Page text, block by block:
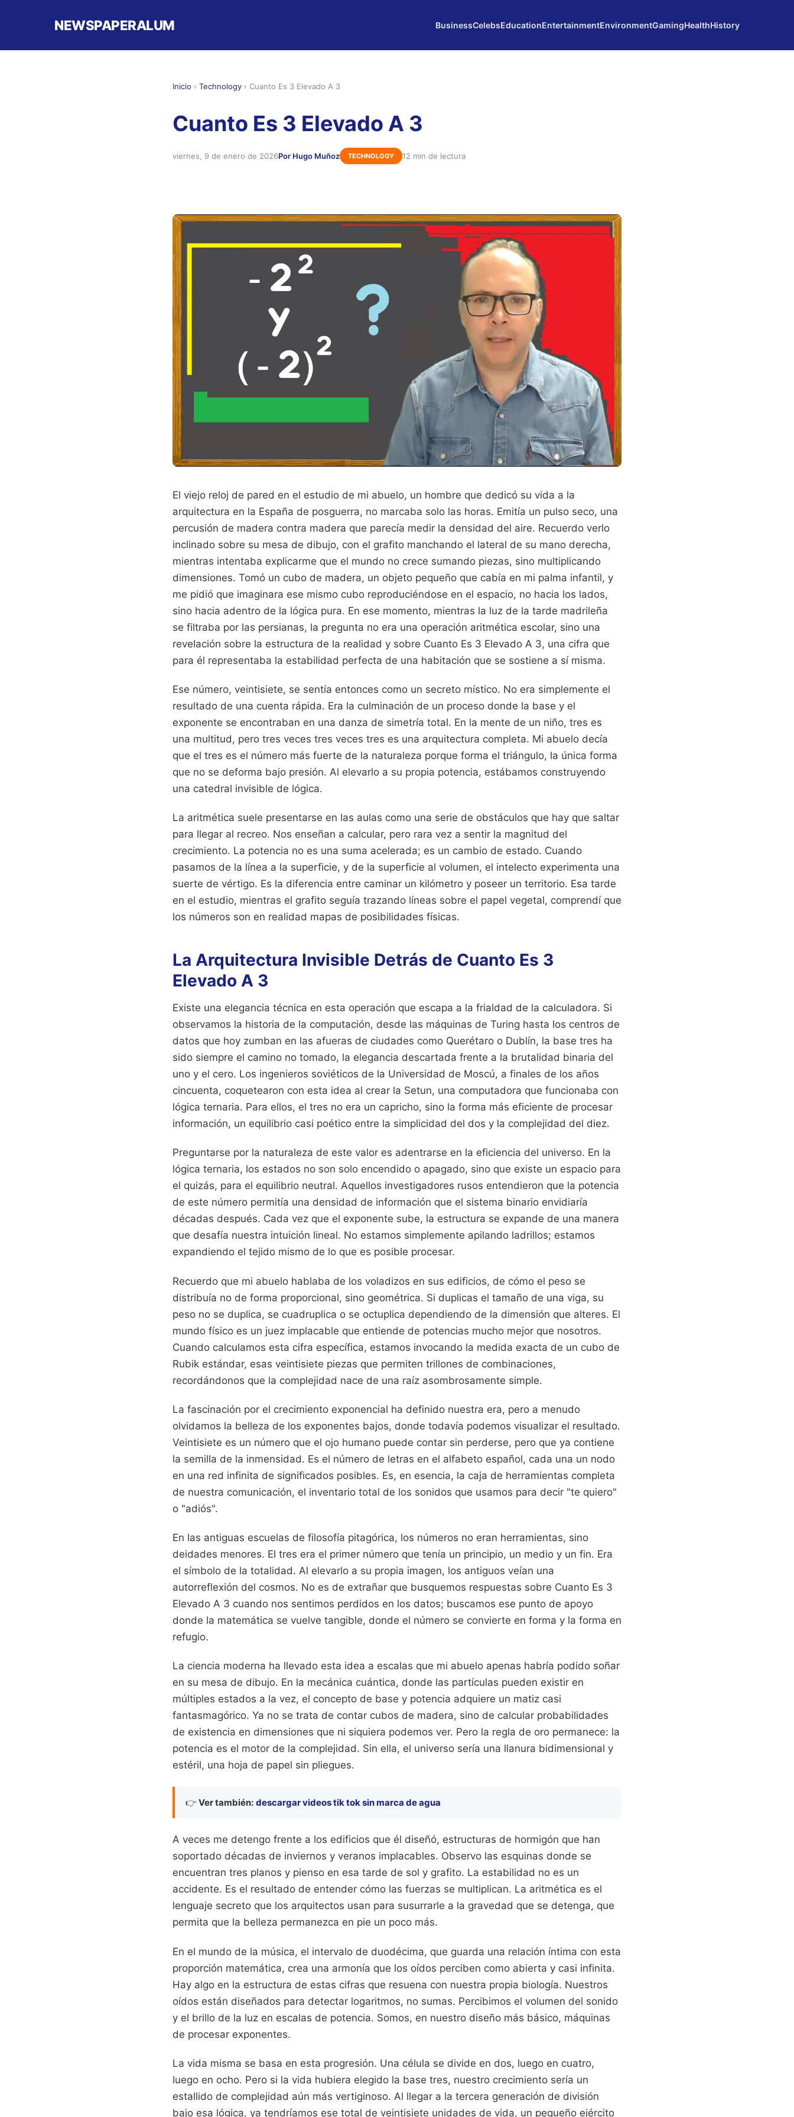
NEWSPAPERALUM BusinessCelebsEducationEntertainmentEnvironmentGamingHealthHistory
Inicio › Technology › Cuanto Es 3 Elevado A 3
Cuanto Es 3 Elevado A 3
viernes, 9 de enero de 2026Por Hugo Muñoz TECHNOLOGY 12 min de lectura
El viejo reloj de pared en el estudio de mi abuelo, un hombre que dedicó su vida a la
arquitectura en la España de posguerra, no marcaba solo las horas. Emitía un pulso seco, una
percusión de madera contra madera que parecía medir la densidad del aire. Recuerdo verlo
inclinado sobre su mesa de dibujo, con el grafito manchando el lateral de su mano derecha,
mientras intentaba explicarme que el mundo no crece sumando piezas, sino multiplicando
dimensiones. Tomó un cubo de madera, un objeto pequeño que cabía en mi palma infantil, y
me pidió que imaginara ese mismo cubo reproduciéndose en el espacio, no hacia los lados,
sino hacia adentro de la lógica pura. En ese momento, mientras la luz de la tarde madrileña
se filtraba por las persianas, la pregunta no era una operación aritmética escolar, sino una
revelación sobre la estructura de la realidad y sobre Cuanto Es 3 Elevado A 3, una cifra que
para él representaba la estabilidad perfecta de una habitación que se sostiene a sí misma.
Ese número, veintisiete, se sentía entonces como un secreto místico. No era simplemente el
resultado de una cuenta rápida. Era la culminación de un proceso donde la base y el
exponente se encontraban en una danza de simetría total. En la mente de un niño, tres es
una multitud, pero tres veces tres veces tres es una arquitectura completa. Mi abuelo decía
que el tres es el número más fuerte de la naturaleza porque forma el triángulo, la única forma
que no se deforma bajo presión. Al elevarlo a su propia potencia, estábamos construyendo
una catedral invisible de lógica.
La aritmética suele presentarse en las aulas como una serie de obstáculos que hay que saltar
para llegar al recreo. Nos enseñan a calcular, pero rara vez a sentir la magnitud del
crecimiento. La potencia no es una suma acelerada; es un cambio de estado. Cuando
pasamos de la línea a la superficie, y de la superficie al volumen, el intelecto experimenta una
suerte de vértigo. Es la diferencia entre caminar un kilómetro y poseer un territorio. Esa tarde
en el estudio, mientras el grafito seguía trazando líneas sobre el papel vegetal, comprendí que
los números son en realidad mapas de posibilidades físicas.
La Arquitectura Invisible Detrás de Cuanto Es 3
Elevado A 3
Existe una elegancia técnica en esta operación que escapa a la frialdad de la calculadora. Si
observamos la historia de la computación, desde las máquinas de Turing hasta los centros de
datos que hoy zumban en las afueras de ciudades como Querétaro o Dublín, la base tres ha
sido siempre el camino no tomado, la elegancia descartada frente a la brutalidad binaria del
uno y el cero. Los ingenieros soviéticos de la Universidad de Moscú, a finales de los años
cincuenta, coquetearon con esta idea al crear la Setun, una computadora que funcionaba con
lógica ternaria. Para ellos, el tres no era un capricho, sino la forma más eficiente de procesar
información, un equilibrio casi poético entre la simplicidad del dos y la complejidad del diez.
Preguntarse por la naturaleza de este valor es adentrarse en la eficiencia del universo. En la
lógica ternaria, los estados no son solo encendido o apagado, sino que existe un espacio para
el quizás, para el equilibrio neutral. Aquellos investigadores rusos entendieron que la potencia
de este número permitía una densidad de información que el sistema binario envidiaría
décadas después. Cada vez que el exponente sube, la estructura se expande de una manera
que desafía nuestra intuición lineal. No estamos simplemente apilando ladrillos; estamos
expandiendo el tejido mismo de lo que es posible procesar.
Recuerdo que mi abuelo hablaba de los voladizos en sus edificios, de cómo el peso se
distribuía no de forma proporcional, sino geométrica. Si duplicas el tamaño de una viga, su
peso no se duplica, se cuadruplica o se octuplica dependiendo de la dimensión que alteres. El
mundo físico es un juez implacable que entiende de potencias mucho mejor que nosotros.
Cuando calculamos esta cifra específica, estamos invocando la medida exacta de un cubo de
Rubik estándar, esas veintisiete piezas que permiten trillones de combinaciones,
recordándonos que la complejidad nace de una raíz asombrosamente simple.
La fascinación por el crecimiento exponencial ha definido nuestra era, pero a menudo
olvidamos la belleza de los exponentes bajos, donde todavía podemos visualizar el resultado.
Veintisiete es un número que el ojo humano puede contar sin perderse, pero que ya contiene
la semilla de la inmensidad. Es el número de letras en el alfabeto español, cada una un nodo
en una red infinita de significados posibles. Es, en esencia, la caja de herramientas completa
de nuestra comunicación, el inventario total de los sonidos que usamos para decir "te quiero"
o "adiós".
En las antiguas escuelas de filosofía pitagórica, los números no eran herramientas, sino
deidades menores. El tres era el primer número que tenía un principio, un medio y un fin. Era
el símbolo de la totalidad. Al elevarlo a su propia imagen, los antiguos veían una
autorreflexión del cosmos. No es de extrañar que busquemos respuestas sobre Cuanto Es 3
Elevado A 3 cuando nos sentimos perdidos en los datos; buscamos ese punto de apoyo
donde la matemática se vuelve tangible, donde el número se convierte en forma y la forma en
refugio.
La ciencia moderna ha llevado esta idea a escalas que mi abuelo apenas habría podido soñar
en su mesa de dibujo. En la mecánica cuántica, donde las partículas pueden existir en
múltiples estados a la vez, el concepto de base y potencia adquiere un matiz casi
fantasmagórico. Ya no se trata de contar cubos de madera, sino de calcular probabilidades
de existencia en dimensiones que ni siquiera podemos ver. Pero la regla de oro permanece: la
potencia es el motor de la complejidad. Sin ella, el universo sería una llanura bidimensional y
estéril, una hoja de papel sin pliegues.
👉 Ver también: descargar videos tik tok sin marca de agua
A veces me detengo frente a los edificios que él diseñó, estructuras de hormigón que han
soportado décadas de inviernos y veranos implacables. Observo las esquinas donde se
encuentran tres planos y pienso en esa tarde de sol y grafito. La estabilidad no es un
accidente. Es el resultado de entender cómo las fuerzas se multiplican. La aritmética es el
lenguaje secreto que los arquitectos usan para susurrarle a la gravedad que se detenga, que
permita que la belleza permanezca en pie un poco más.
En el mundo de la música, el intervalo de duodécima, que guarda una relación íntima con esta
proporción matemática, crea una armonía que los oídos perciben como abierta y casi infinita.
Hay algo en la estructura de estas cifras que resuena con nuestra propia biología. Nuestros
oídos están diseñados para detectar logaritmos, no sumas. Percibimos el volumen del sonido
y el brillo de la luz en escalas de potencia. Somos, en nuestro diseño más básico, máquinas
de procesar exponentes.
La vida misma se basa en esta progresión. Una célula se divide en dos, luego en cuatro,
luego en ocho. Pero si la vida hubiera elegido la base tres, nuestro crecimiento sería un
estallido de complejidad aún más vertiginoso. Al llegar a la tercera generación de división
bajo esa lógica, ya tendríamos ese total de veintisiete unidades de vida, un pequeño ejército